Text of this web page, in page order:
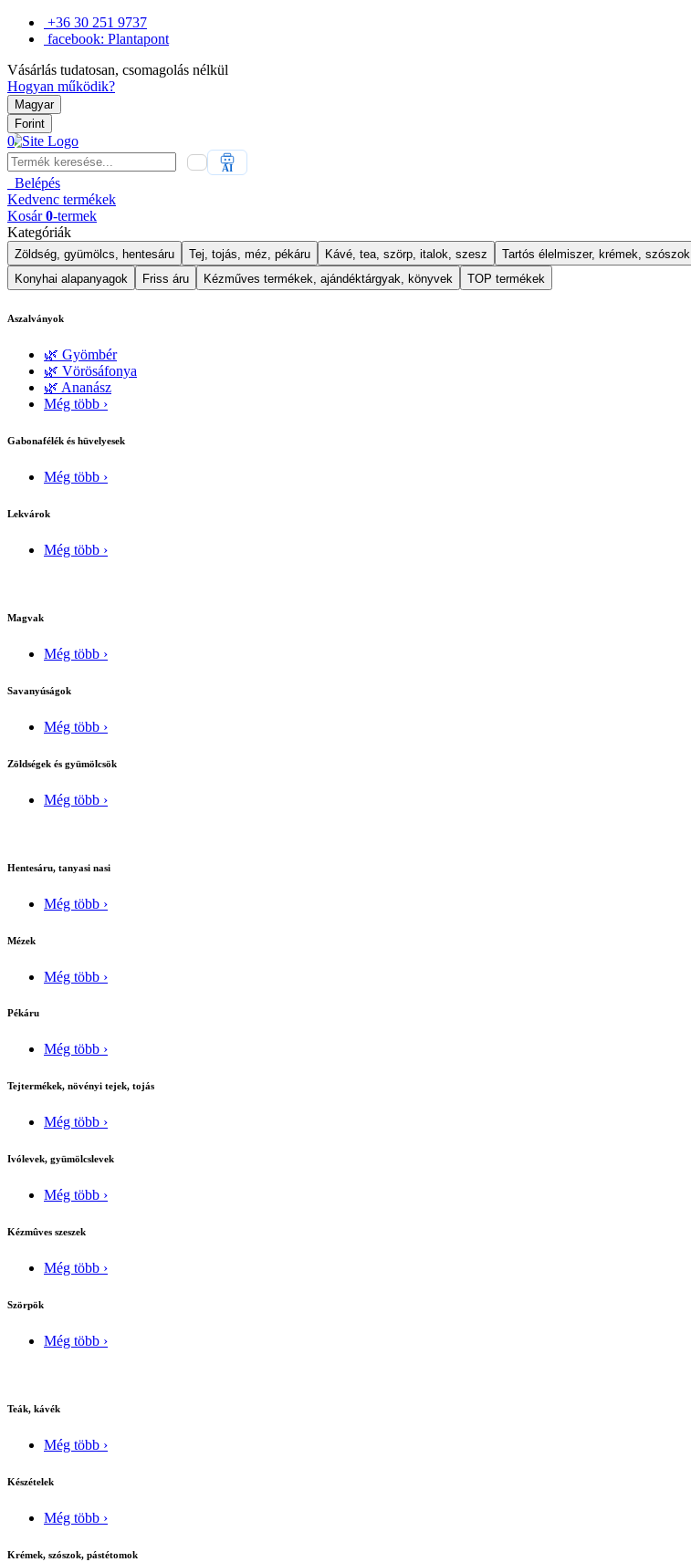
+36 30 251 9737
facebook: Plantapont
Vásárlás tudatosan, csomagolás nélkül
Hogyan működik?
Magyar
Forint
0
AI
Belépés
Kedvenc termékek
Kosár 0-termek
Kategóriák
Zöldség, gyümölcs, hentesáru Tej, tojás, méz, pékáru Kávé, tea, szörp, italok, szesz Tartós élelmiszer, krémek, szószok
Konyhai alapanyagok
Friss áru Kézműves termékek, ajándéktárgyak, könyvek TOP termékek
Aszalványok
🌿 Gyömbér
🌿 Vörösáfonya
🌿 Ananász
Még több ›
Gabonafélék és hüvelyesek
Még több ›
Lekvárok
Még több ›
Magvak
Még több ›
Savanyúságok
Még több ›
Zöldségek és gyümölcsök
Még több ›
Hentesáru, tanyasi nasi
Még több ›
Mézek
Még több ›
Pékáru
Még több ›
Tejtermékek, növényi tejek, tojás
Még több ›
Ivólevek, gyümölcslevek
Még több ›
Kézmûves szeszek
Még több ›
Szörpök
Még több ›
Teák, kávék
Még több ›
Készételek
Még több ›
Krémek, szószok, pástétomok